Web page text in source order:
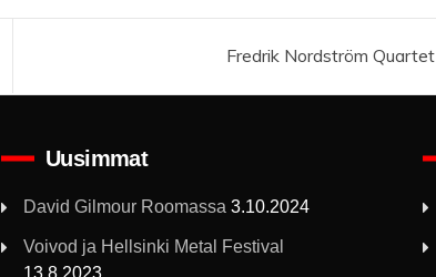
Fredrik Nordström Quartet
Uusimmat
David Gilmour Roomassa 3.10.2024
Voivod ja Hellsinki Metal Festival
13.8.2023